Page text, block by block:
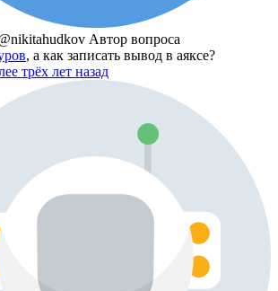
Автор вопроса
, а как записать вывод в аяксе?
трёх лет назад